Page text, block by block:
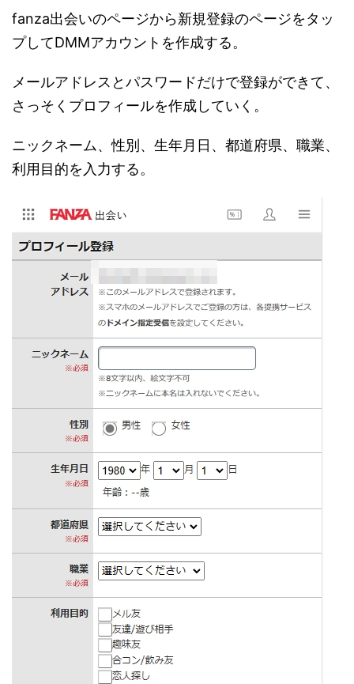
fanza出会いのページから新規登録のページをタッ
プしてDMMアカウントを作成する。
メールアドレスとパスワードだけで登録ができて、
さっそくプロフィールを作成していく。
ニックネーム、性別、生年月日、都道府県、職業、
利用目的を入力する。